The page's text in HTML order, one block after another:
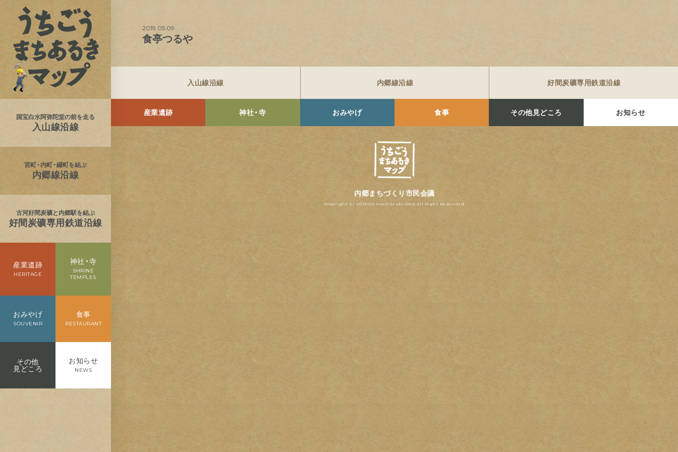
国宝白水阿弥陀堂の前を走る
入山線沿線
宮町・内町・綴町を結ぶ
内郷線沿線
古河好間炭礦と内郷駅を結ぶ
好間炭礦専用鉄道沿線
産業遺跡
HERITAGE
神社・寺
SHRINE
TEMPLES
おみやげ
SOUVENIR
食事
RESTAURANT
その他
見どころ
お知らせ
NEWS
2019.05.09
食亭つるや
入山線沿線 内郷線沿線 好間炭礦専用鉄道沿線
産業遺跡 神社・寺 おみやげ 食事 その他見どころ お知らせ
内郷まちづくり市民会議
Copyright (c) UCHIGO Machiaruki-Map All Right Reserverd.